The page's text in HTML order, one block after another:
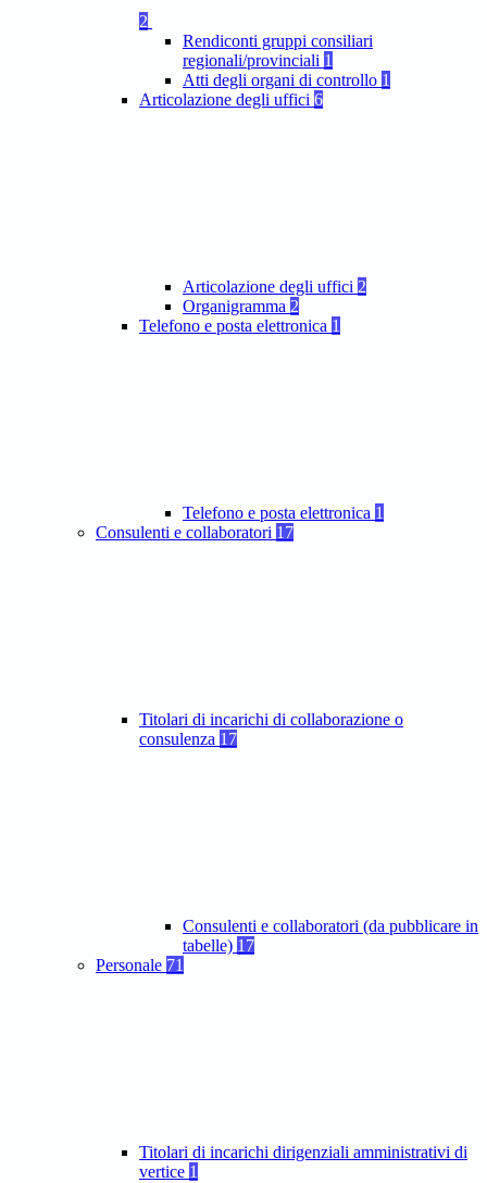
2
Rendiconti gruppi consiliari
regionali/provinciali 1
Atti degli organi di controllo 1
Articolazione degli uffici 6
Articolazione degli uffici 2
Organigramma 2
Telefono e posta elettronica 1
Telefono e posta elettronica 1
Consulenti e collaboratori 17
Titolari di incarichi di collaborazione o
consulenza 17
Consulenti e collaboratori (da pubblicare in
tabelle) 17
Personale 71
Titolari di incarichi dirigenziali amministrativi di
vertice 1